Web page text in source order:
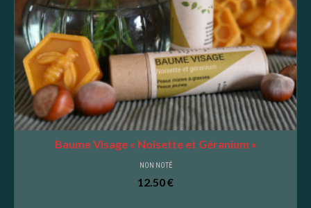
Baume Visage « Noisette et Géranium »
NON NOTÉ
12.50€